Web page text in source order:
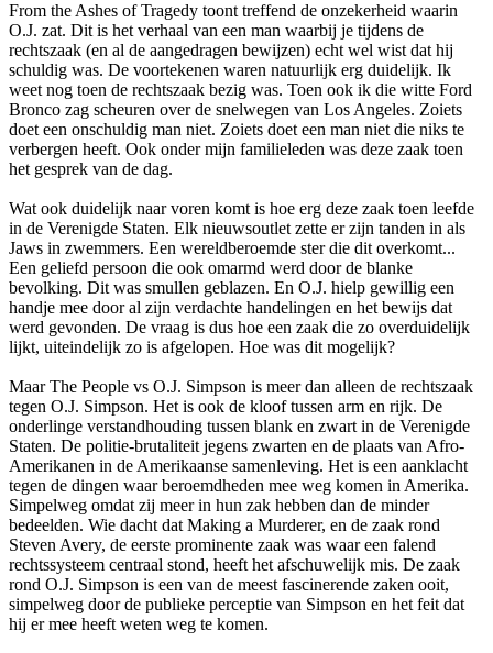
From the Ashes of Tragedy toont treffend de onzekerheid waarin
O.J. zat. Dit is het verhaal van een man waarbij je tijdens de
rechtszaak (en al de aangedragen bewijzen) echt wel wist dat hij
schuldig was. De voortekenen waren natuurlijk erg duidelijk. Ik
weet nog toen de rechtszaak bezig was. Toen ook ik die witte Ford
Bronco zag scheuren over de snelwegen van Los Angeles. Zoiets
doet een onschuldig man niet. Zoiets doet een man niet die niks te
verbergen heeft. Ook onder mijn familieleden was deze zaak toen
het gesprek van de dag.
Wat ook duidelijk naar voren komt is hoe erg deze zaak toen leefde
in de Verenigde Staten. Elk nieuwsoutlet zette er zijn tanden in als
Jaws in zwemmers. Een wereldberoemde ster die dit overkomt...
Een geliefd persoon die ook omarmd werd door de blanke
bevolking. Dit was smullen geblazen. En O.J. hielp gewillig een
handje mee door al zijn verdachte handelingen en het bewijs dat
werd gevonden. De vraag is dus hoe een zaak die zo overduidelijk
lijkt, uiteindelijk zo is afgelopen. Hoe was dit mogelijk?
Maar The People vs O.J. Simpson is meer dan alleen de rechtszaak
tegen O.J. Simpson. Het is ook de kloof tussen arm en rijk. De
onderlinge verstandhouding tussen blank en zwart in de Verenigde
Staten. De politie-brutaliteit jegens zwarten en de plaats van Afro-
Amerikanen in de Amerikaanse samenleving. Het is een aanklacht
tegen de dingen waar beroemdheden mee weg komen in Amerika.
Simpelweg omdat zij meer in hun zak hebben dan de minder
bedeelden. Wie dacht dat Making a Murderer, en de zaak rond
Steven Avery, de eerste prominente zaak was waar een falend
rechtssysteem centraal stond, heeft het afschuwelijk mis. De zaak
rond O.J. Simpson is een van de meest fascinerende zaken ooit,
simpelweg door de publieke perceptie van Simpson en het feit dat
hij er mee heeft weten weg te komen.